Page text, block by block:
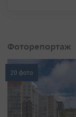
Фоторепортаж
20 фото